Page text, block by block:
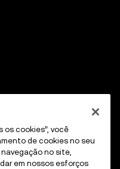
os cookies”, você
de cookies no seu
no site,
em nossos esforços